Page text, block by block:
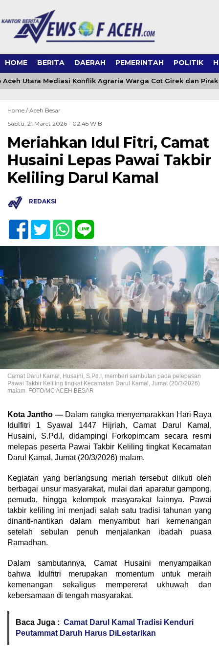
HOME BERITA DAERAH PEMERINTAH POLITIK
Utara Mediasi Konflik Agraria Warga Cot Girek dan Pirak
Home /Aceh Besar
Sabtu, 21 Maret 2026 - 02:45 WIB
Meriahkan Idul Fitri, Camat
Husaini Lepas Pawai Takbir
Keliling Darul Kamal
REDAKSI
Camat Darul Kamal, Husaini, S.Pd.I, memberi sambutan pada pelepasan
Pawai Takbir Keliling tingkat Kecamatan Darul Kamal, Jumat (20/3/2026)
malam. FOTO/MC ACEH BESAR
Kota Jantho —Dalam rangka menyemarakkan Hari Raya
Idulfitri 1 Syawal 1447 Hijriah, Camat Darul Kamal,
Husaini, S.Pd.I, didampingi Forkopimcam secara resmi
melepas peserta Pawai Takbir Keliling tingkat Kecamatan
Darul Kamal, Jumat (20/3/2026) malam.
Kegiatan yang berlangsung meriah tersebut diikuti oleh
berbagai unsur masyarakat, mulai dari aparatur gampong,
pemuda, hingga kelompok masyarakat lainnya. Pawai
takbir keliling ini menjadi salah satu tradisi tahunan yang
dinanti-nantikan dalam menyambut hari kemenangan
setelah sebulan penuh menjalankan ibadah puasa
Ramadhan.
Dalam sambutannya, Camat Husaini menyampaikan
bahwa Idulfitri merupakan momentum untuk meraih
kemenangan sekaligus mempererat ukhuwah dan
kebersamaan di tengah masyarakat.
Baca Juga : Camat Darul Kamal Tradisi Kenduri
Peutammat Daruh Harus DiLestarikan